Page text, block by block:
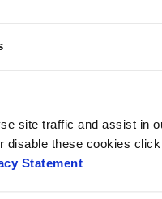
site traffic and assist in
these cookies
Statement
Graukarton